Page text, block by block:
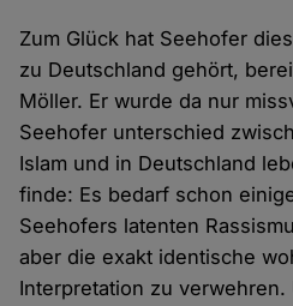
Zum Glück hat Seehofer
zu Deutschland gehört,
Möller. Er wurde da nur
Seehofer unterschied
Islam und in Deutschland
finde: Es bedarf schon
Seehofers latenten
aber die exakt identische
Interpretation zu verwehren.